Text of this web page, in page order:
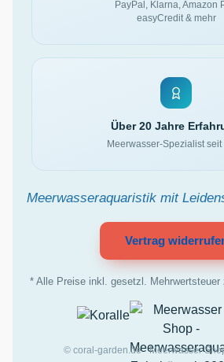
PayPal, Klarna, Amazon
easyCredit & mehr
Über 20 Jahre
Meerwasser-Spezialist seit
Meerwasseraquaristik mit
Vertrag
* Alle Preise inkl. gesetzl. Mehrwertsteuer
© coral-garden.de · Meerwasser